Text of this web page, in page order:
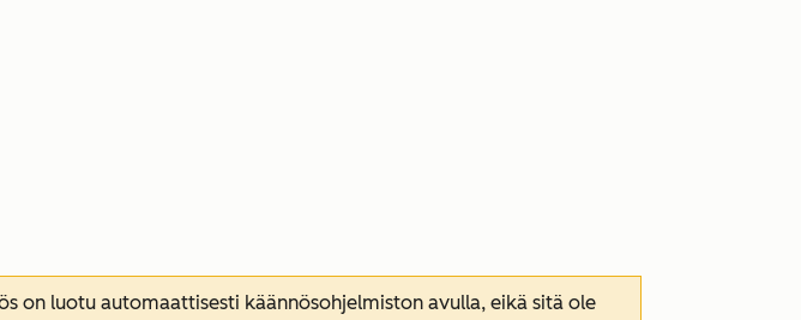
on luotu automaattisesti käännösohjelmiston avulla, eikä sitä ole